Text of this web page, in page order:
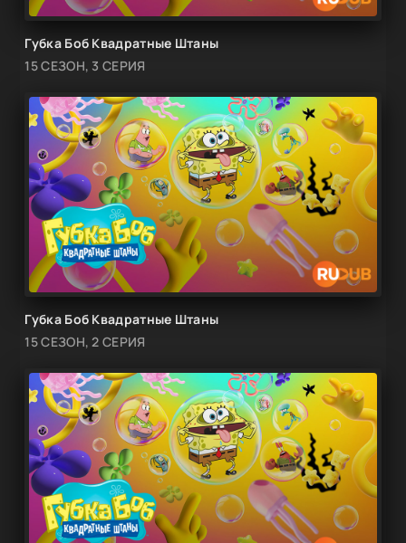
Губка Боб Квадратные Штаны
15 СЕЗОН, 3 СЕРИЯ
Губка Боб Квадратные Штаны
15 СЕЗОН, 2 СЕРИЯ